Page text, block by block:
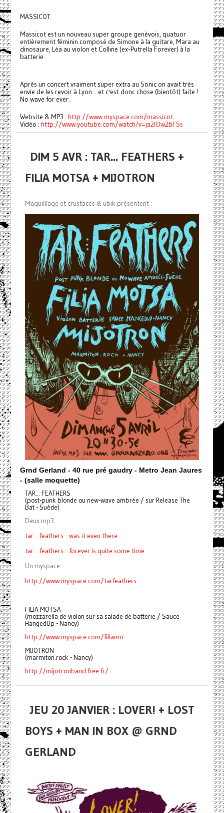
MASSICOT
Massicot est un nouveau super groupe genèvois, quatuor
entièrement féminin composé de Simone à la guitare, Mara au
dinosaure, Léa au violon et Colline (ex-Putrella Forever) à la
batterie.
Après un concert vraiment super extra au Sonic on avait très
envie de les revoir à Lyon... et c'est donc chose (bientôt) faite !
No wave for ever.
Website & MP3 : http://www.myspace.com/massicot
Vidéo : http://www.youtube.com/watch?v=ja2IOw2bFSs
DIM 5 AVR : TAR... FEATHERS +
FILIA MOTSA + MIJOTRON
Maquilllage et crustacés & ubik présentent :
Grnd Gerland - 40 rue pré gaudry- Metro Jean Jaures
- (salle moquette)
TAR... FEATHERS
(post-punk blonde ou new-wave ambrée / sur Release The
Bat - Suède)
Deux mp3 :
tar... feathers - was it even there
tar... feathers - forever is quite some time
Un myspace :
http://www.myspace.com/tarfeathers
FILIA MOTSA
(mozzarella de violon sur sa salade de batterie / Sauce
HangedUp - Nancy)
http://www.myspace.com/filiamo
MIJOTRON
(marmiton.rock - Nancy)
http://mijotronband.free.fr/
JEU 20 JANVIER : LOVER! + LOST
BOYS + MAN IN BOX @ GRND
GERLAND